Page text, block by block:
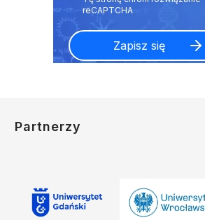
Partnerzy